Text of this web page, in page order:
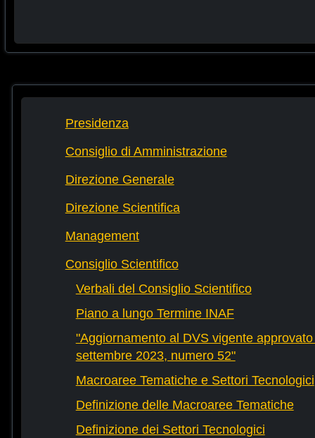
Presidenza
Consiglio di Amministrazione
Direzione Generale
Direzione Scientifica
Management
Consiglio Scientifico
Verbali del Consiglio Scientifico
Piano a lungo Termine INAF
"Aggiornamento al DVS vigente
settembre 2023, numero 52"
Macroaree Tematiche e Settori Tecnologici
Definizione delle Macroaree Tematiche
Definizione dei Settori Tecnologici